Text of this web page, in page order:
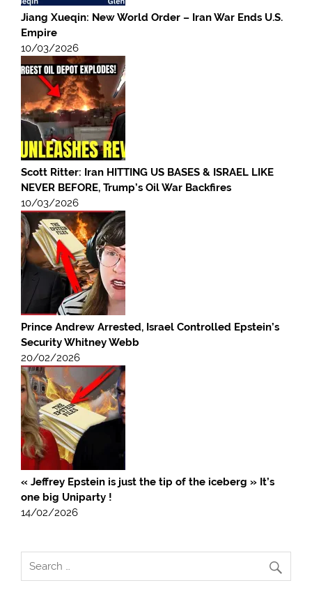
Jiang Xueqin: New World Order – Iran War Ends U.S.
Empire
10/03/2026
Scott Ritter: Iran HITTING US BASES & ISRAEL LIKE
NEVER BEFORE, Trump’s Oil War Backfires
10/03/2026
Prince Andrew Arrested, Israel Controlled Epstein’s
Security Whitney Webb
20/02/2026
« Jeffrey Epstein is just the tip of the iceberg » It’s
one big Uniparty !
14/02/2026